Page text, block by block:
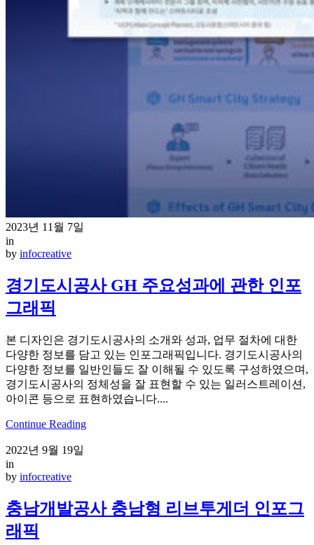
2023년 11월 7일
in
by infocreative
경기도시공사 GH 주요성과에 관한 인포
그래픽
본 디자인은 경기도시공사의 소개와 성과, 업무 절차에 대한
다양한 정보를 담고 있는 인포그래픽입니다. 경기도시공사의
다양한 정보를 일반인들도 잘 이해될 수 있도록 구성하였으며,
경기도시공사의 정체성을 잘 표현할 수 있는 일러스트레이션,
아이콘 등으로 표현하였습니다....
Continue Reading
2022년 9월 19일
in
by infocreative
충남개발공사 충남형 리브투게더 인포그
래픽